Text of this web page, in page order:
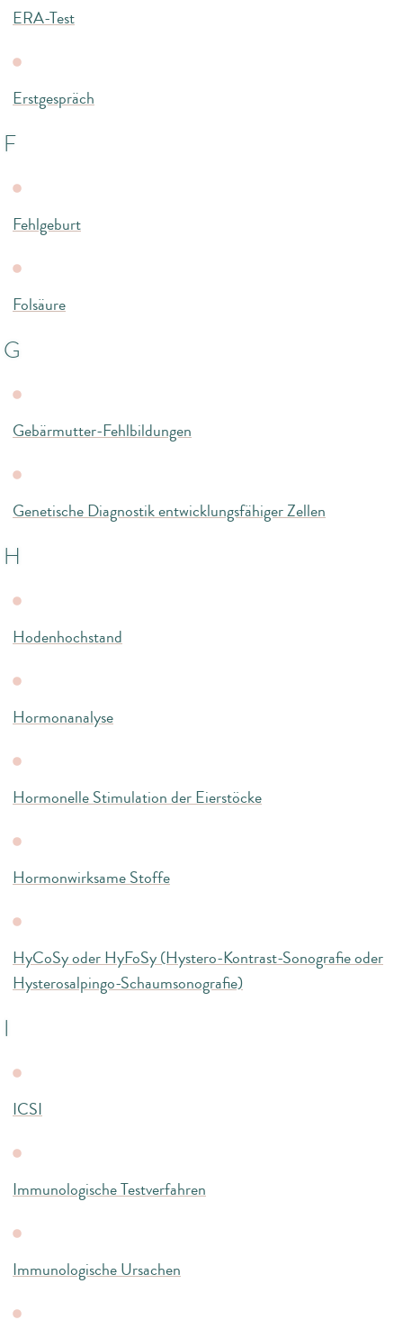
ERA-Test
Erstgespräch
F
Fehlgeburt
Folsäure
G
Gebärmutter-Fehlbildungen
Genetische Diagnostik entwicklungsfähiger Zellen
H
Hodenhochstand
Hormonanalyse
Hormonelle Stimulation der Eierstöcke
Hormonwirksame Stoffe
HyCoSy oder HyFoSy (Hystero-Kontrast-Sonografie oder
Hysterosalpingo-Schaumsonografie)
I
ICSI
Immunologische Testverfahren
Immunologische Ursachen